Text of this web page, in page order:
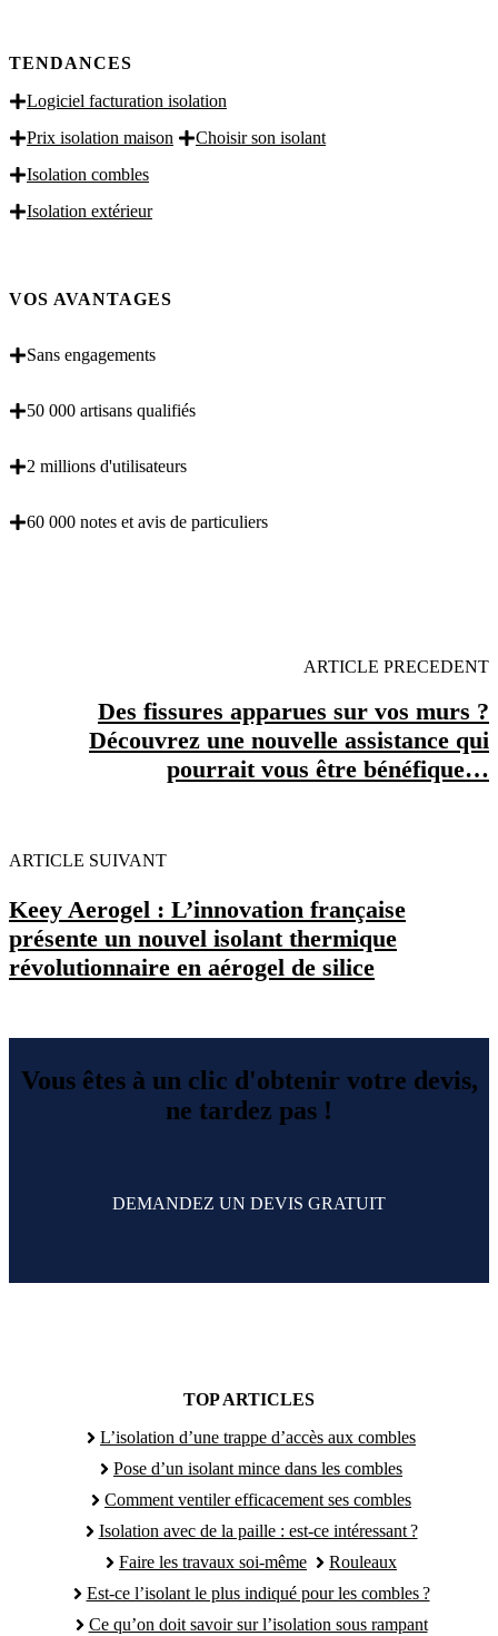
TENDANCES
Logiciel facturation isolation
Prix isolation maison
Choisir son isolant
Isolation combles
Isolation extérieur
VOS AVANTAGES
Sans engagements
50 000 artisans qualifiés
2 millions d'utilisateurs
60 000 notes et avis de particuliers
ARTICLE PRECEDENT
Des fissures apparues sur vos murs ?
Découvrez une nouvelle assistance qui
pourrait vous être bénéfique…
ARTICLE SUIVANT
Keey Aerogel : L’innovation française
présente un nouvel isolant thermique
révolutionnaire en aérogel de silice
Vous êtes à un clic d'obtenir votre devis,
ne tardez pas !
DEMANDEZ UN DEVIS GRATUIT
TOP ARTICLES
L’isolation d’une trappe d’accès aux combles
Pose d’un isolant mince dans les combles
Comment ventiler efficacement ses combles
Isolation avec de la paille : est-ce intéressant ?
Faire les travaux soi-même
Rouleaux
Est-ce l’isolant le plus indiqué pour les combles ?
Ce qu’on doit savoir sur l’isolation sous rampant